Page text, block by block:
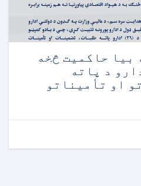
بیا حاکمیت څخه
د پاته
او تأمیناتو